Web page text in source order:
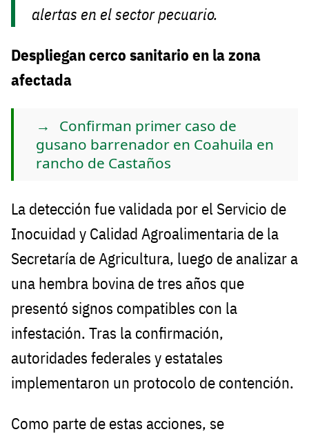
alertas en el sector pecuario.
Despliegan cerco sanitario en la zona
afectada
Confirman primer caso de
gusano barrenador en Coahuila en
rancho de Castaños
La detección fue validada por el Servicio de
Inocuidad y Calidad Agroalimentaria de la
Secretaría de Agricultura, luego de analizar a
una hembra bovina de tres años que
presentó signos compatibles con la
infestación. Tras la confirmación,
autoridades federales y estatales
implementaron un protocolo de contención.
Como parte de estas acciones, se